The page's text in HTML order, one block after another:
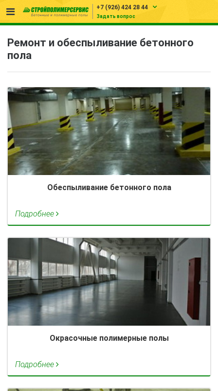
+7 (926) 424 28 44
Задать вопрос
Ремонт и обеспыливание бетонного
пола
Обеспыливание бетонного пола
Подробнее
Окрасочные полимерные полы
Подробнее